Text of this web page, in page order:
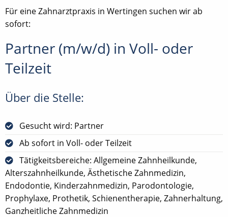
Für eine Zahnarztpraxis in Wertingen suchen wir ab
sofort:
Partner (m/w/d) in Voll- oder
Teilzeit
Über die Stelle:
Gesucht wird: Partner
Ab sofort in Voll- oder Teilzeit
Tätigkeitsbereiche: Allgemeine Zahnheilkunde,
Alterszahnheilkunde, Ästhetische Zahnmedizin,
Endodontie, Kinderzahnmedizin, Parodontologie,
Prophylaxe, Prothetik, Schienentherapie, Zahnerhaltung,
Ganzheitliche Zahnmedizin